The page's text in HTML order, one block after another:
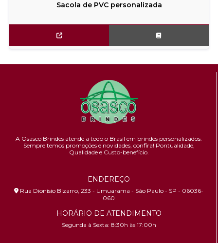
Sacola de PVC personalizada
A Osasco Brindes atende a todo o Brasil em brindes personalizados.
Sempre temos promoções e novidades, confira! Pontualidade,
Qualidade e Custo-benefício.
ENDEREÇO
Rua Dionísio Bizarro, 233 - Umuarama - São Paulo - SP - 06036-
060
HORÁRIO DE ATENDIMENTO
Segunda à Sexta: 8:30h às 17:00h